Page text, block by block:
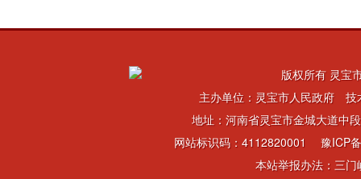
版权所有 灵宝
主办单位：灵宝市人民政府 技
地址：河南省灵宝市金城大道
网站标识码：4112820001 豫ICP
本站举报办法：三